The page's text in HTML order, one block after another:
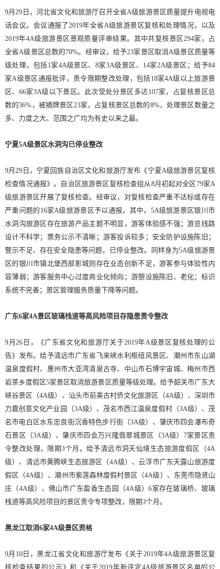
9月29日，河北省文化和旅游厅召开全省A级旅游景区质量提升电视电
话会议。会议通报了2019年全省A级旅游景区复核和处理情况，以及
2019年4A级旅游景区景观质量评审结果。其中共复核景区294家，占
全省A级景区总数的70%。经审议，给予23家景区取消A级景区质量等
级处理，包括1家4A级景区、8家3A级景区、14家2A级景区；给予84
家A级景区通报批评，责令限期整改处理，包括18家4A级以上旅游景
区、66家3A级以下景区。此次受处分景区多达107家，占复核景区总
数的36%，被摘牌景区23家，占复核景区总数的8%，处理景区数量之
多、力度之大、范围之广均为有史以来之最。
宁夏5A级景区水洞沟已停业整改
9月29日，宁夏回族自治区文化和旅游厅发布《宁夏A级旅游景区复核
检查情况通报》。自治区旅游景区复核检查组从8月初起对全区79家A
级旅游景区开展了复核检查。经审议，对复核检查严重不达标或存在
严重问题的16家A级旅游景区予以通报，其中，5A级旅游景区银川市
水洞沟旅游区存在旅游产品主题不明显，游客体验感不强；游览线路
设计不科学；票务公示不清晰；游客投诉较多；安全防护设施陈旧；
警示不足、存在安全隐患等问题，已停业整改。同样身为5A级旅游景
区的银川市镇北堡西部影城则存在业态创新不足，游客参与体验性内
容薄弱；游客服务中心过度商业化倾向；游憩设施陈旧、老化；标识
系统不完善；景区管理服务质量下降等问题。
广东6家4A景区玻璃栈道等高风险项目存隐患责令整改
9月26日，《广东省文化和旅游厅关于2019年A级景区复核处理的公
告》发布。给予清远市广东省飞来峡水利枢纽风景区、潮州市东山湖
温泉度假村、惠州市大亚湾清泉古寺、中山市石博宇宙城、梅州市西
岩茶乡度假区5家景区取消旅游景区质量等级处理。给予韶关市广东大
峡谷景区（4A级）、汕头市前美古村侨文化旅游区（4A级）、深圳市
力嘉创意文化产业园（3A级）、茂名市西江温泉度假村（3A级）、茂
名市电白区水东忠良街沉香特色步行街（3A级）、肇庆市四会瀑布奇
石景区（3A级）、肇庆市四会万兴隆翡翠城景区（3A级）7家景区责
令整改处理，限期3个月。给予清远市洞天仙境生态旅游度假区（4A
级）、清远市黄腾峡生态旅游区（4A级）、云浮市广东天露山旅游度
假区（4A级）、潮州市紫莲森林度假村景区（4A级）、东莞市隐贤山
庄（4A级）、佛山市广东盈香生态园（4A级）6家存在玻璃桥、玻璃
栈道等高风险项目的景区责令专项整改，限期3个月。
黑龙江取消6家4A级景区资格
9月10日，黑龙江省文化和旅游厅发布《关于2019年4A级旅游景区复
核检查结果的公示》和《关于2019年新评定4A级旅游景区名单的公